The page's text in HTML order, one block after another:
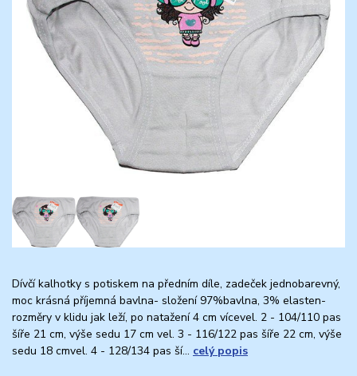
Dívčí kalhotky s potiskem na předním díle, zadeček jednobarevný,
moc krásná příjemná bavlna- složení 97%bavlna, 3% elasten-
rozměry v klidu jak leží, po natažení 4 cm vícevel. 2 - 104/110 pas
šíře 21 cm, výše sedu 17 cm vel. 3 - 116/122 pas šíře 22 cm, výše
sedu 18 cmvel. 4 - 128/134 pas ší... celý popis